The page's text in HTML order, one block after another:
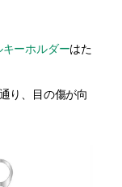
ーホルダーはた
り、目の傷が向